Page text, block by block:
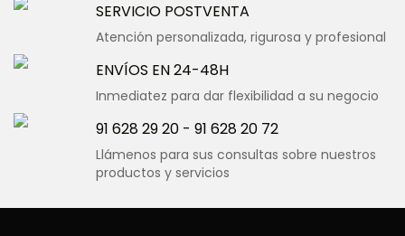
SERVICIO POSTVENTA
Atención personalizada, rigurosa y profesional
ENVÍOS EN 24-48H
Inmediatez para dar flexibilidad a su negocio
91 628 29 20- 91 628 20 72
Llámenos para sus consultas sobre nuestros
productos y servicios